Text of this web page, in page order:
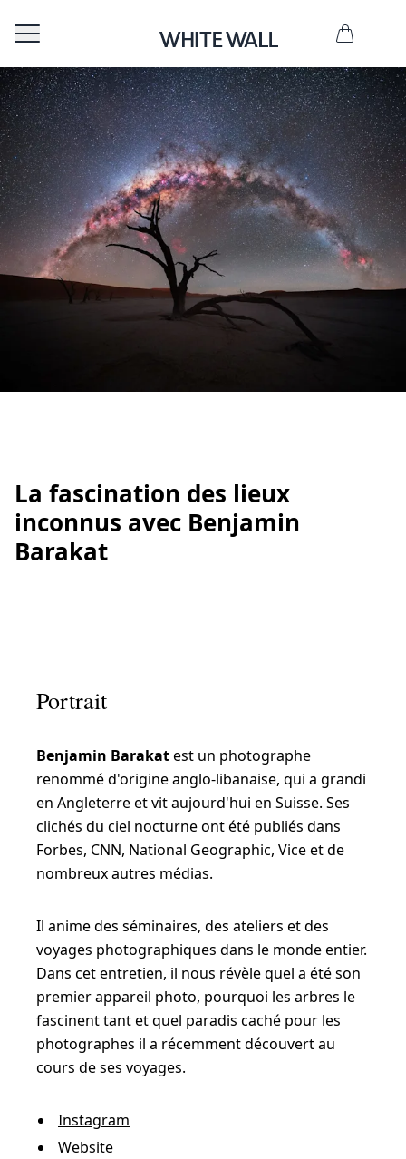
La fascination des lieux
inconnus avec Benjamin
Barakat
Portrait
Benjamin Barakatest un photographe
renommé d'origine anglo-libanaise, qui a grandi
en Angleterre et vit aujourd'hui en Suisse. Ses
clichés du ciel nocturne ont été publiés dans
Forbes, CNN, National Geographic, Vice et de
nombreux autres médias.
Il anime des séminaires, des ateliers et des
voyages photographiques dans le monde entier.
Dans cet entretien, il nous révèle quel a été son
premier appareil photo, pourquoi les arbres le
fascinent tant et quel paradis caché pour les
photographes il a récemment découvert au
cours de ses voyages.
Instagram
Website